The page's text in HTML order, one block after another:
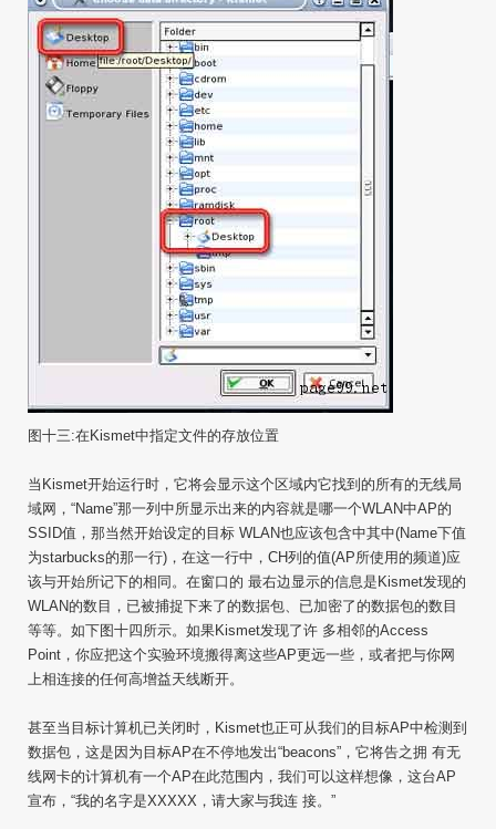
图十三:在Kismet中指定文件的存放位置
当Kismet开始运行时，它将会显示这个区域内它找到的所有的无线局
域网，“Name”那一列中所显示出来的内容就是哪一个WLAN中AP的
SSID值，那当然开始设定的目标 WLAN也应该包含中其中(Name下值
为starbucks的那一行)，在这一行中，CH列的值(AP所使用的频道)应
该与开始所记下的相同。在窗口的 最右边显示的信息是Kismet发现的
WLAN的数目，已被捕捉下来了的数据包、已加密了的数据包的数目
等等。如下图十四所示。如果Kismet发现了许 多相邻的Access
Point，你应把这个实验环境搬得离这些AP更远一些，或者把与你网
上相连接的任何高增益天线断开。
甚至当目标计算机已关闭时，Kismet也正可从我们的目标AP中检测到
数据包，这是因为目标AP在不停地发出“beacons”，它将告之拥 有无
线网卡的计算机有一个AP在此范围内，我们可以这样想像，这台AP
宣布，“我的名字是XXXXX，请大家与我连 接。”